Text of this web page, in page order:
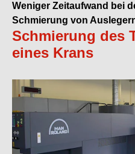
Weniger Zeitaufwand bei
Schmierung von
Schmierung des
eines Krans